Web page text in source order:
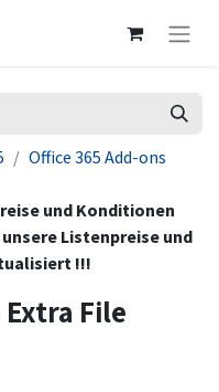
Office 365 Add-ons
und Konditionen
Listenpreise und
!!!
File